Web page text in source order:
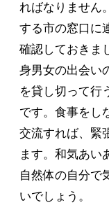
ればなりません
する市の窓口に
確認しておきま
身男女の出会い
を貸し切って行
です。食事をし
交流すれば、緊
ます。和気あい
自然体の自分で
いでしょう。